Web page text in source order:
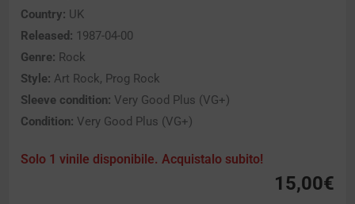
Country: UK
Released: 1987-04-00
Genre: Rock
Style: Art Rock, Prog Rock
Sleeve condition: Very Good Plus (VG+)
Condition: Very Good Plus (VG+)
Solo 1 vinile disponibile. Acquistalo subito!
15,00€